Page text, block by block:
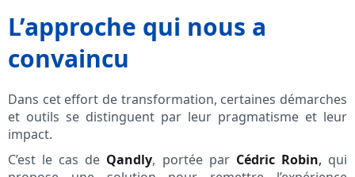
L’approche qui nous a
convaincu
Dans cet effort de transformation, certaines démarches
et outils se distinguent par leur pragmatisme et leur
impact.
C’est le cas de Qandly, portée par Cédric Robin, qui